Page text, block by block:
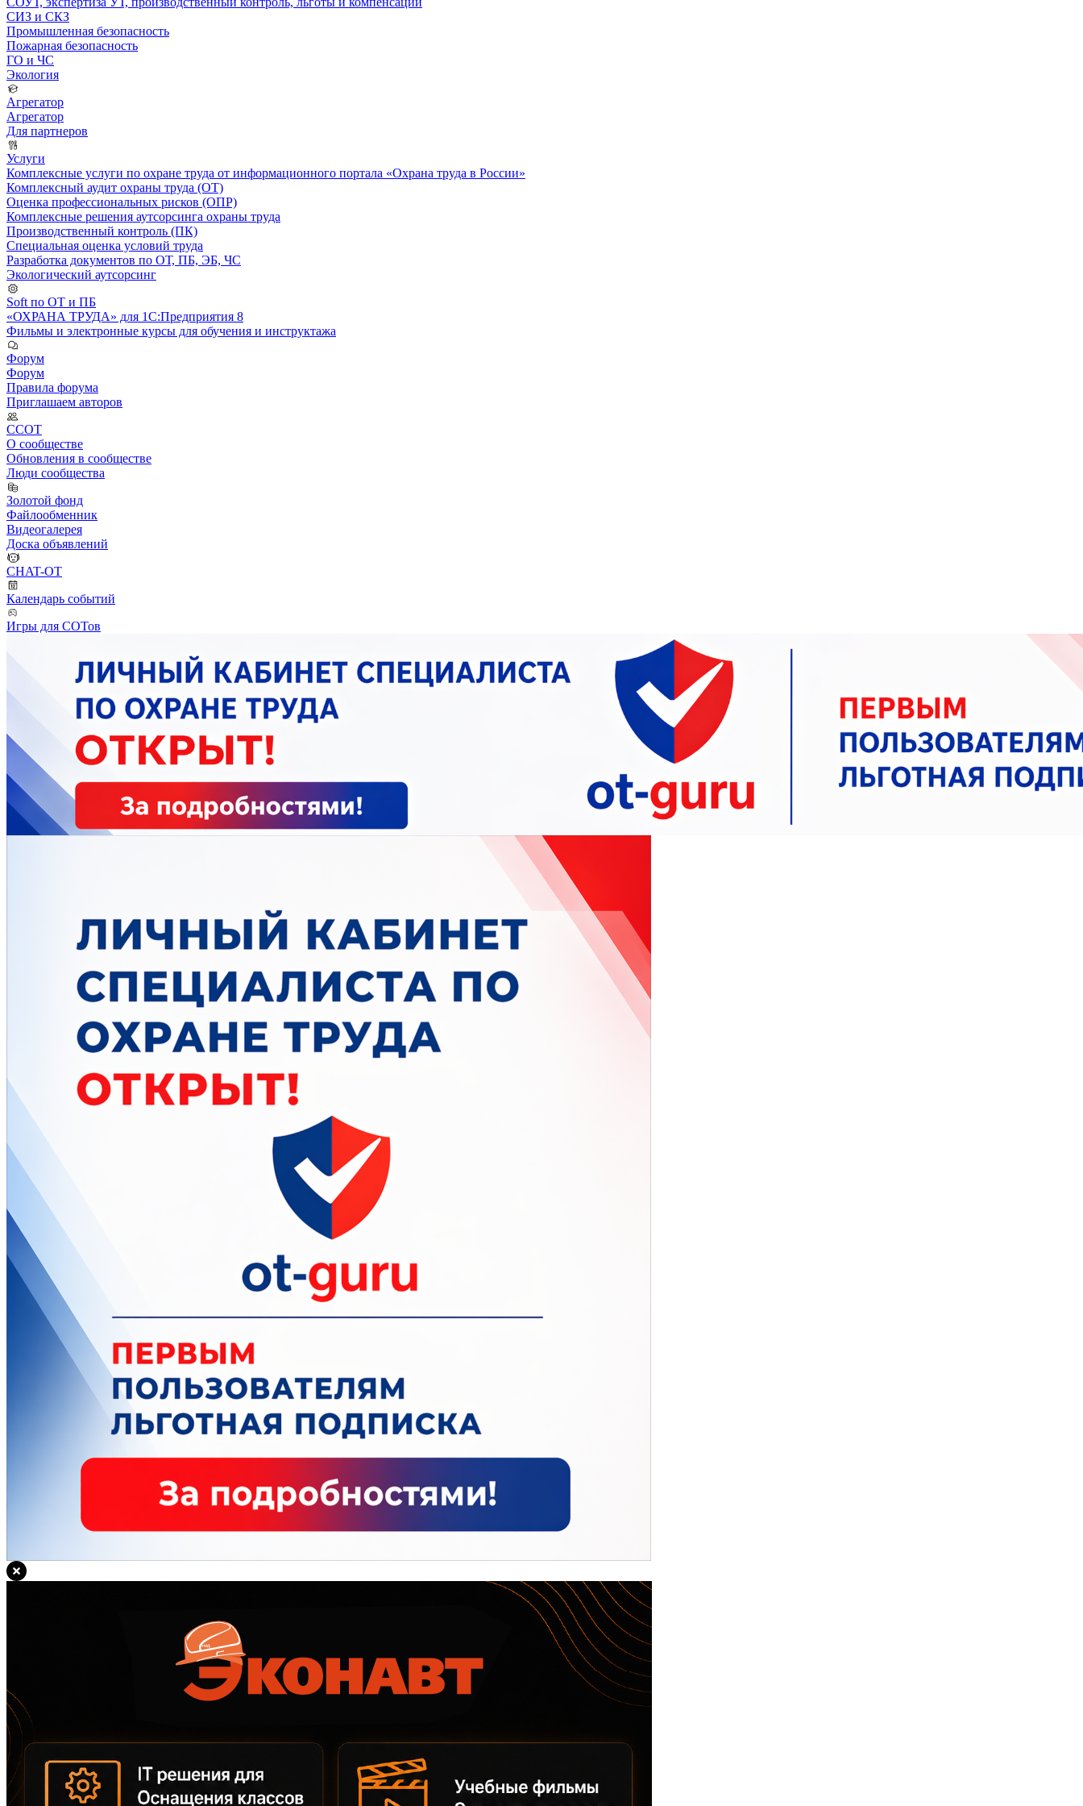
СИЗ и СКЗ
Промышленная безопасность
Пожарная безопасность
ГО и ЧС
Экология
Агрегатор
Агрегатор
Для партнеров
Услуги
Комплексные услуги по охране труда от информационного портала «Охрана труда в России»
Комплексный аудит охраны труда (ОТ)
Оценка профессиональных рисков (ОПР)
Комплексные решения аутсорсинга охраны труда
Производственный контроль (ПК)
Специальная оценка условий труда
Разработка документов по ОТ, ПБ, ЭБ, ЧС
Экологический аутсорсинг
Soft по ОТ и ПБ
«ОХРАНА ТРУДА» для 1С:Предприятия 8
Фильмы и электронные курсы для обучения и инструктажа
Форум
Форум
Правила форума
Приглашаем авторов
ССОТ
О сообществе
Обновления в сообществе
Люди сообщества
Золотой фонд
Файлообменник
Видеогалерея
Доска объявлений
CHAT-OT
Календарь событий
Игры для СОТов